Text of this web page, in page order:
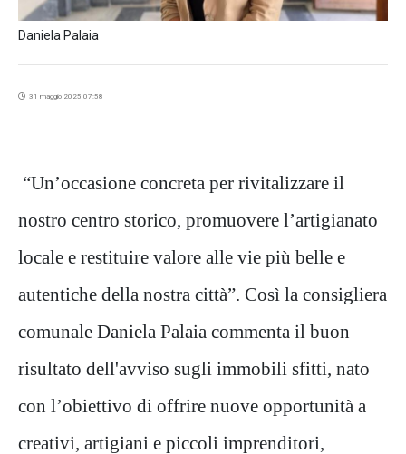
Daniela Palaia
31 maggio 2025 07:58
“Un’occasione concreta per rivitalizzare il
nostro centro storico, promuovere l’artigianato
locale e restituire valore alle vie più belle e
autentiche della nostra città”. Così la consigliera
comunale Daniela Palaia commenta il buon
risultato dell'avviso sugli immobili sfitti, nato
con l’obiettivo di offrire nuove opportunità a
creativi, artigiani e piccoli imprenditori,